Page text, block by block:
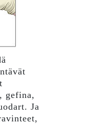
gefina,
Ja